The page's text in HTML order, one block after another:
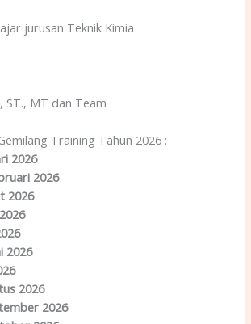
jurusan Teknik Kimia
ST., MT dan Team
Training Tahun 2026 :
2026
2026
2026
2026
2026
2026